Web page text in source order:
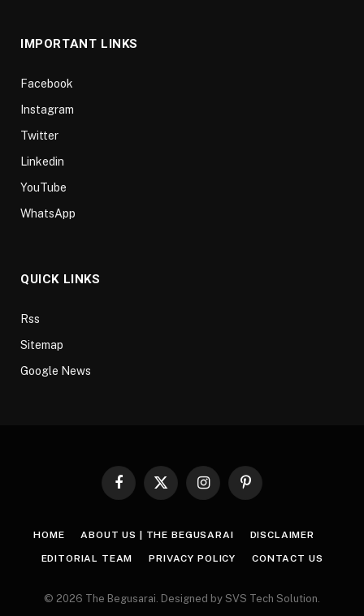
IMPORTANT LINKS
Facebook
Instagram
Twitter
Linkedin
YouTube
WhatsApp
QUICK LINKS
Rss
Sitemap
Google News
Facebook
X
InstagramPinterest
HOME ABOUT US | THE BEGUSARAI DISCLAIMER
EDITORIAL TEAM PRIVACY POLICY CONTACT US
© 2026 The Begusarai. Designed by SVS Tech Solution.